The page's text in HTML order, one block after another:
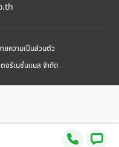
ยความเป็นส่วนตัว
อร์เนชั่นแนล จำกัด